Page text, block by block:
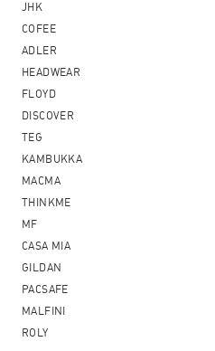
JHK
COFEE
ADLER
HEADWEAR
FLOYD
DISCOVER
TEG
KAMBUKKA
MACMA
THINKME
MF
CASA MIA
GILDAN
PACSAFE
MALFINI
ROLY